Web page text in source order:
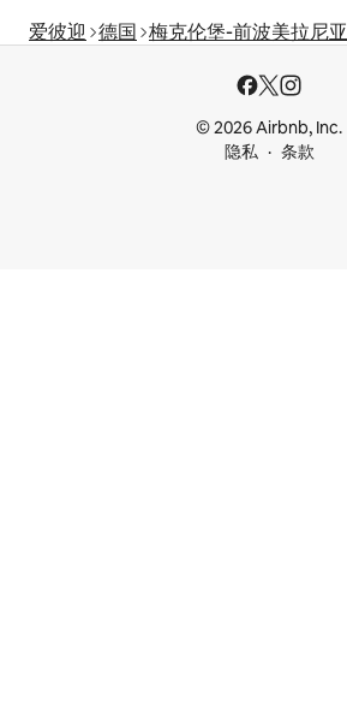
爱彼迎 德国 梅克伦堡-前波美拉尼亚
© 2026 Airbnb, Inc.
隐私
条款